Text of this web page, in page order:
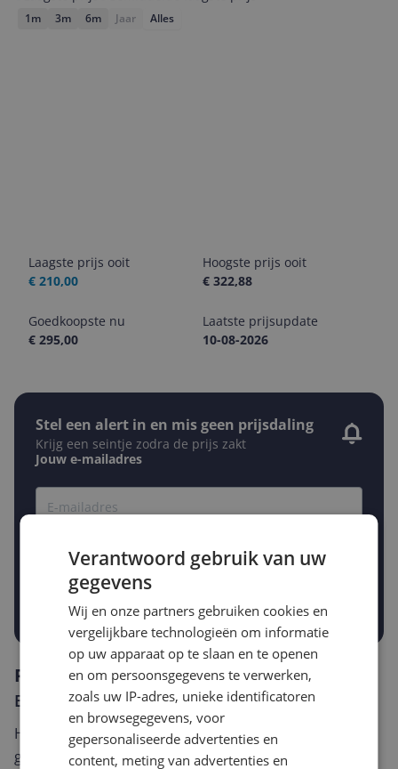
1m 3m 6m Jaar Alles
Laagste prijs ooit
€ 210,00
Hoogste prijs ooit
€ 322,88
Goedkoopste nu
€ 295,00
Laatste prijsupdate
10-08-2026
Stel een alert in en mis geen prijsdaling
Krijg een seintje zodra de prijs zakt
Jouw e-mailadres
-10% -15%
€
Prijsalert aanzetten
Reviews
Er zijn nog geen reviews geschreven
Heb jij dit product in bezit en wil je graag je mening
geven? Start dan hieronder met het schrijven van je
Verantwoord gebruik van uw
gegevens
Wij en onze partners gebruiken cookies en
vergelijkbare technologieën om informatie
op uw apparaat op te slaan en te openen
en om persoonsgegevens te verwerken,
zoals uw IP-adres, unieke identificatoren
en browsegegevens, voor
gepersonaliseerde advertenties en
content, meting van advertenties en